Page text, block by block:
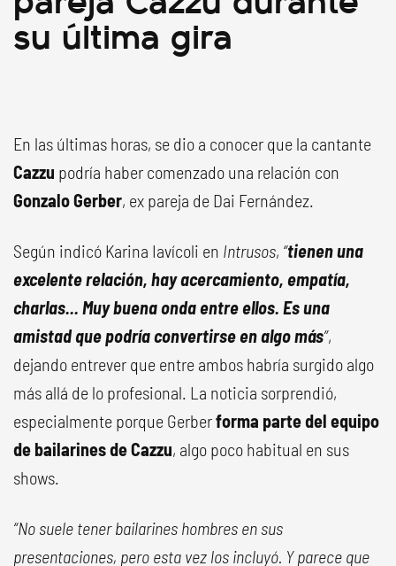
su última gira
En las últimas horas, se dio a conocer que la cantante
Cazzu podría haber comenzado una relación con
Gonzalo Gerber, ex pareja de Dai Fernández.
Según indicó Karina Iavícoli en Intrusos, “tienen una
excelente relación, hay acercamiento, empatía,
charlas... Muy buena onda entre ellos. Es una
amistad que podría convertirse en algo más”,
dejando entrever que entre ambos habría surgido algo
más allá de lo profesional. La noticia sorprendió,
especialmente porque Gerberforma parte del equipo
de bailarines de Cazzu, algo poco habitual en sus
shows.
“No suele tener bailarines hombres en sus
presentaciones, pero esta vez los incluyó. Y parece que